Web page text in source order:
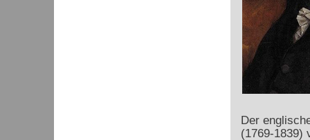
Der
(1769-1839)